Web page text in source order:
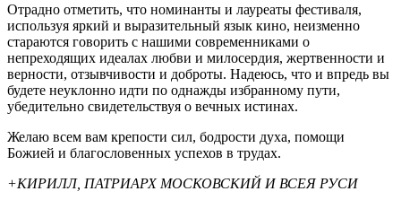
Отрадно отметить, что номинанты и лауреаты фестиваля,
используя яркий и выразительный язык кино, неизменно
стараются говорить с нашими современниками о
непреходящих идеалах любви и милосердия, жертвенности и
верности, отзывчивости и доброты. Надеюсь, что и впредь вы
будете неуклонно идти по однажды избранному пути,
убедительно свидетельствуя о вечных истинах.
Желаю всем вам крепости сил, бодрости духа, помощи
Божией и благословенных успехов в трудах.
+КИРИЛЛ, ПАТРИАРХ МОСКОВСКИЙ И ВСЕЯ РУСИ